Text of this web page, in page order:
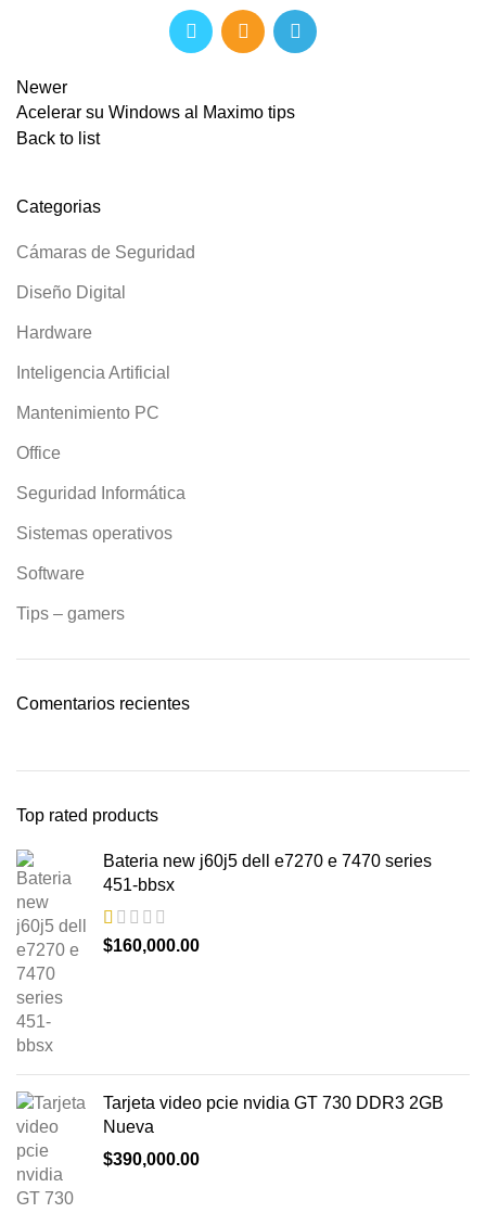
Newer
Acelerar su Windows al Maximo tips
Back to list
Categorias
Cámaras de Seguridad
Diseño Digital
Hardware
Inteligencia Artificial
Mantenimiento PC
Office
Seguridad Informática
Sistemas operativos
Software
Tips – gamers
Comentarios recientes
Top rated products
Bateria new j60j5 dell e7270 e 7470 series
451-bbsx
$160,000.00
Tarjeta video pcie nvidia GT 730 DDR3 2GB
Nueva
$390,000.00